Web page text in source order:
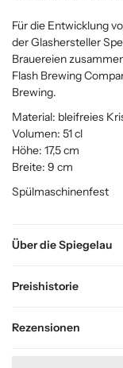
Über die Spiegelau
Preishistorie
Rezensionen
Für die Entwicklung
der Glashersteller
Brauereien
Flash Brewing
Brewing.
Material: bleifreies
Volumen: 51 cl
Höhe: 17,5 cm
Breite: 9 cm
Spülmaschinenfest